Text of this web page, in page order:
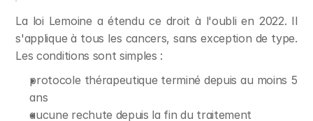
La loi Lemoine a étendu ce droit à l'oubli en 2022. Il
s'applique à tous les cancers, sans exception de type.
Les conditions sont simples :
protocole thérapeutique terminé depuis au moins 5
ans
aucune rechute depuis la fin du traitement